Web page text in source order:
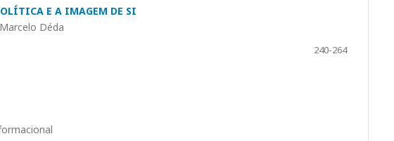
E A IMAGEM DE SI
Déda
240-264